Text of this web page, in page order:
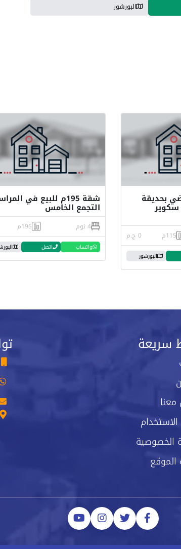
البورشور
بحديقة
سكوير
115م 0 ج.م
البورشور
شقة 195م للبيع في
التجمع الخامس
4 نوم 195م
واتساب اتصل
سريعة
الخصوصية